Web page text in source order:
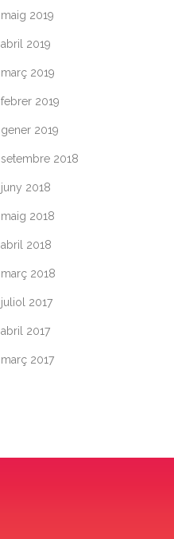
maig 2019
abril 2019
març 2019
febrer 2019
gener 2019
setembre 2018
juny 2018
maig 2018
abril 2018
març 2018
juliol 2017
abril 2017
març 2017